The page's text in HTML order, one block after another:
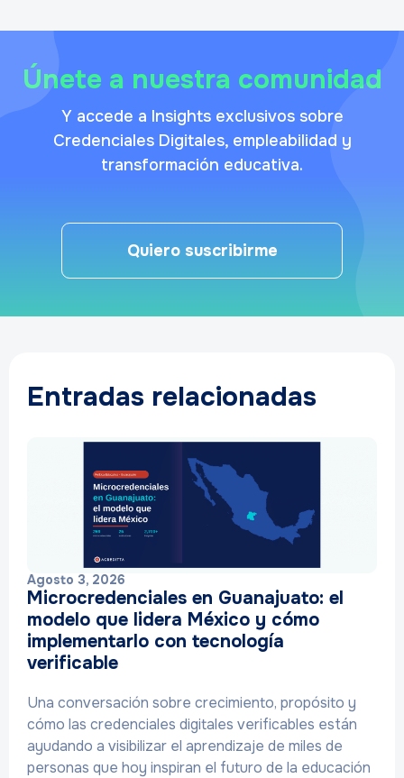
Únete a nuestra comunidad
Y accede a Insights exclusivos sobre
Credenciales Digitales, empleabilidad y
transformación educativa.
Quiero suscribirme
Entradas relacionadas
Agosto 3, 2026
Microcredenciales en Guanajuato: el
modelo que lidera México y cómo
implementarlo con tecnología
verificable
Una conversación sobre crecimiento, propósito y
cómo las credenciales digitales verificables están
ayudando a visibilizar el aprendizaje de miles de
personas que hoy inspiran el futuro de la educación